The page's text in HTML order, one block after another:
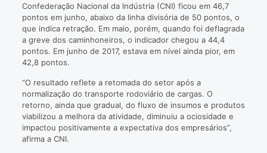
Confederação Nacional da Indústria (CNI) ficou em 46,7
pontos em junho, abaixo da linha divisória de 50 pontos, o
que indica retração. Em maio, porém, quando foi deflagrada
a greve dos caminhoneiros, o indicador chegou a 44,4
pontos. Em junho de 2017, estava em nível ainda pior, em
42,8 pontos.
“O resultado reflete a retomada do setor após a
normalização do transporte rodoviário de cargas. O
retorno, ainda que gradual, do fluxo de insumos e produtos
viabilizou a melhora da atividade, diminuiu a ociosidade e
impactou positivamente a expectativa dos empresários”,
afirma a CNI.